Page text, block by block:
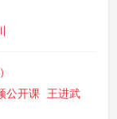
公开课 王进武